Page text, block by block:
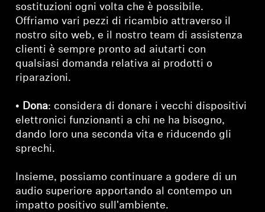
sostituzioni ogni volta che è possibile.
Offriamo vari pezzi di ricambio attraverso il
nostro sito web, e il nostro team di assistenza
clienti è sempre pronto ad aiutarti con
qualsiasi domanda relativa ai prodotti o
riparazioni.
• Dona: considera di donare i vecchi dispositivi
elettronici funzionanti a chi ne ha bisogno,
dando loro una seconda vita e riducendo gli
sprechi.
Insieme, possiamo continuare a godere di un
audio superiore apportando al contempo un
impatto positivo sull'ambiente.